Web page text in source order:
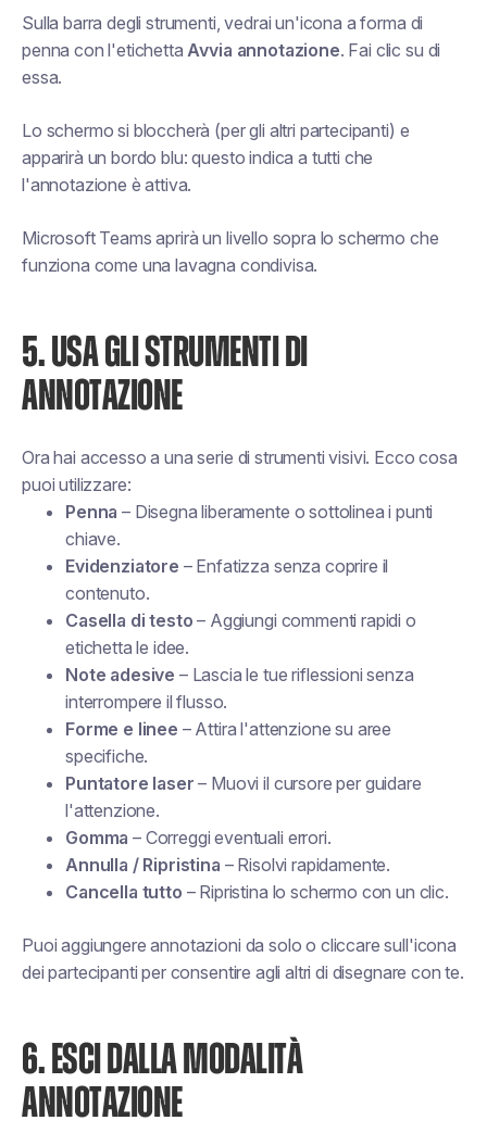
Sulla barra degli strumenti, vedrai un'icona a forma di
penna con l'etichettaAvvia annotazione. Fai clic su di
essa.
Lo schermo si bloccherà (per gli altri partecipanti) e
apparirà un bordo blu: questo indica a tutti che
l'annotazione è attiva.
Microsoft Teams aprirà un livello sopra lo schermo che
funziona come una lavagna condivisa.
5. USA GLI STRUMENTI DI
ANNOTAZIONE
Ora hai accesso a una serie di strumenti visivi. Ecco cosa
puoi utilizzare:
Penna – Disegna liberamente o sottolinea i punti
chiave.
Evidenziatore – Enfatizza senza coprire il
contenuto.
Casella di testo – Aggiungi commenti rapidi o
etichetta le idee.
Note adesive – Lascia le tue riflessioni senza
interrompere il flusso.
Forme e linee – Attira l'attenzione su aree
specifiche.
Puntatore laser – Muovi il cursore per guidare
l'attenzione.
Gomma – Correggi eventuali errori.
Annulla / Ripristina – Risolvi rapidamente.
Cancella tutto – Ripristina lo schermo con un clic.
Puoi aggiungere annotazioni da solo o cliccare sull'icona
dei partecipanti per consentire agli altri di disegnare con te.
6. ESCI DALLA MODALITÀ
ANNOTAZIONE